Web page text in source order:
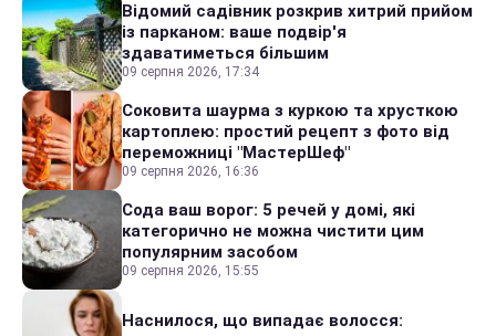
Відомий садівник розкрив хитрий прийом
із парканом: ваше подвір'я
здаватиметься більшим
09 серпня 2026, 17:34
Соковита шаурма з куркою та хрусткою
картоплею: простий рецепт з фото від
переможниці "МастерШеф"
09 серпня 2026, 16:36
Сода ваш ворог: 5 речей у домі, які
категорично не можна чистити цим
популярним засобом
09 серпня 2026, 15:55
Наснилося, що випадає волосся: